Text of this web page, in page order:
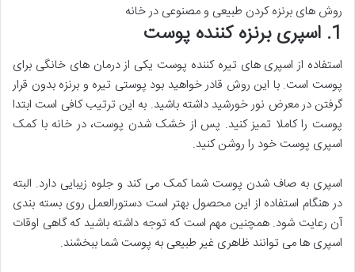
روش های برنزه کردن طبیعی و مصنوعی در خانه
1. اسپری برنزه کننده پوست
استفاده از اسپری های تیره کننده پوست یکی از درمان های خانگی برای
پوست است. با این روش قادر خواهید بود پوستی تیره و برنزه بدون قرار
گرفتن در معرض نور خورشید داشته باشید. به این ترتیب کافی است ابتدا
پوست را کاملا تمیز کنید. پس از خشک شدن پوست، در خانه با کمک
اسپری پوست خود را روشن کنید.
اسپری به صاف شدن پوست شما کمک می کند و جلوه زیبایی دارد. البته
در هنگام استفاده از این محصول بهتر است دستورالعمل روی بسته بندی
آن رعایت شود. همچنین مهم است که توجه داشته باشید که گاهی اوقات
اسپری ها می توانند ظاهری غیر طبیعی به پوست شما ببخشند.